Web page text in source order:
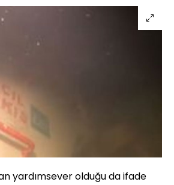
yardımsever olduğu da ifade